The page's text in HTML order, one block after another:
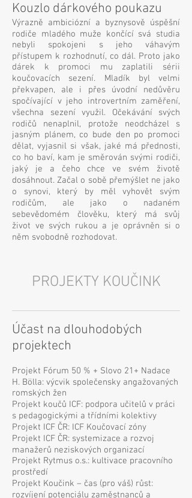
Účast na dlouhodobých
projektech
Projekt Fórum 50 % + Slovo 21+ Nadace
H. Bölla: výcvik společensky angažovaných
romských žen
Projekt koučů ICF: podpora učitelů v práci
s pedagogickými a třídními kolektivy
Projekt ICF ČR: ICF Koučovací zóny
Projekt ICF ČR: systemizace a rozvoj
manažerů neziskových organizací
Projekt Rytmus o.s.: kultivace pracovního
prostředí
Projekt Koučink – čas (pro váš) růst:
rozvíjení potenciálu zaměstnanců a
Kouzlo dárkového poukazu
Výrazně ambiciózní a byznysově úspěšní
rodiče mladého muže končící svá studia
nebyli spokojeni s jeho váhavým
přístupem k rozhodnutí, co dál. Proto jako
dárek k promoci mu zaplatili sérii
koučovacích sezení. Mladík byl velmi
překvapen, ale i přes úvodní nedůvěru
spočívající v jeho introvertním zaměření,
všechna sezení využil. Očekávání svých
rodičů nenaplnil, protože neodcházel s
jasným plánem, co bude den po promoci
dělat, vyjasnil si však, jaké má přednosti,
co ho baví, kam je směrován svými rodiči,
jaký je a čeho chce ve svém životě
dosáhnout. Začal o sobě přemýšlet ne jako
o synovi, který by měl vyhovět svým
rodičům, ale jako o nadaném
sebevědomém člověku, který má svůj
život ve svých rukou a je oprávněn si o
něm svobodně rozhodovat.
PROJEKTY KOUČINK